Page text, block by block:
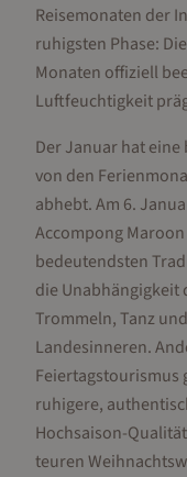
Reisemonaten der
ruhigsten Phase:
Monaten offiziell
Luftfeuchtigkeit
Der Januar hat
von den
abhebt. Am 6.
Accompong
bedeutendsten
die Unabhängigkeit
Trommeln, Tanz
Landesinneren.
Feiertagstourismus
ruhigere,
Hochsaison-
teuren